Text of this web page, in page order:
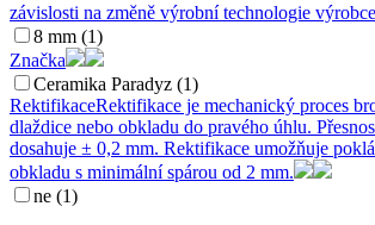
závislosti na změně výrobní technologie
8 mm (1)
Značka
Ceramika Paradyz (1)
RektifikaceRektifikace je mechanický proces
dlaždice nebo obkladu do pravého úhlu.
dosahuje ± 0,2 mm. Rektifikace umožňuje
obkladu s minimální spárou od 2 mm.
ne (1)